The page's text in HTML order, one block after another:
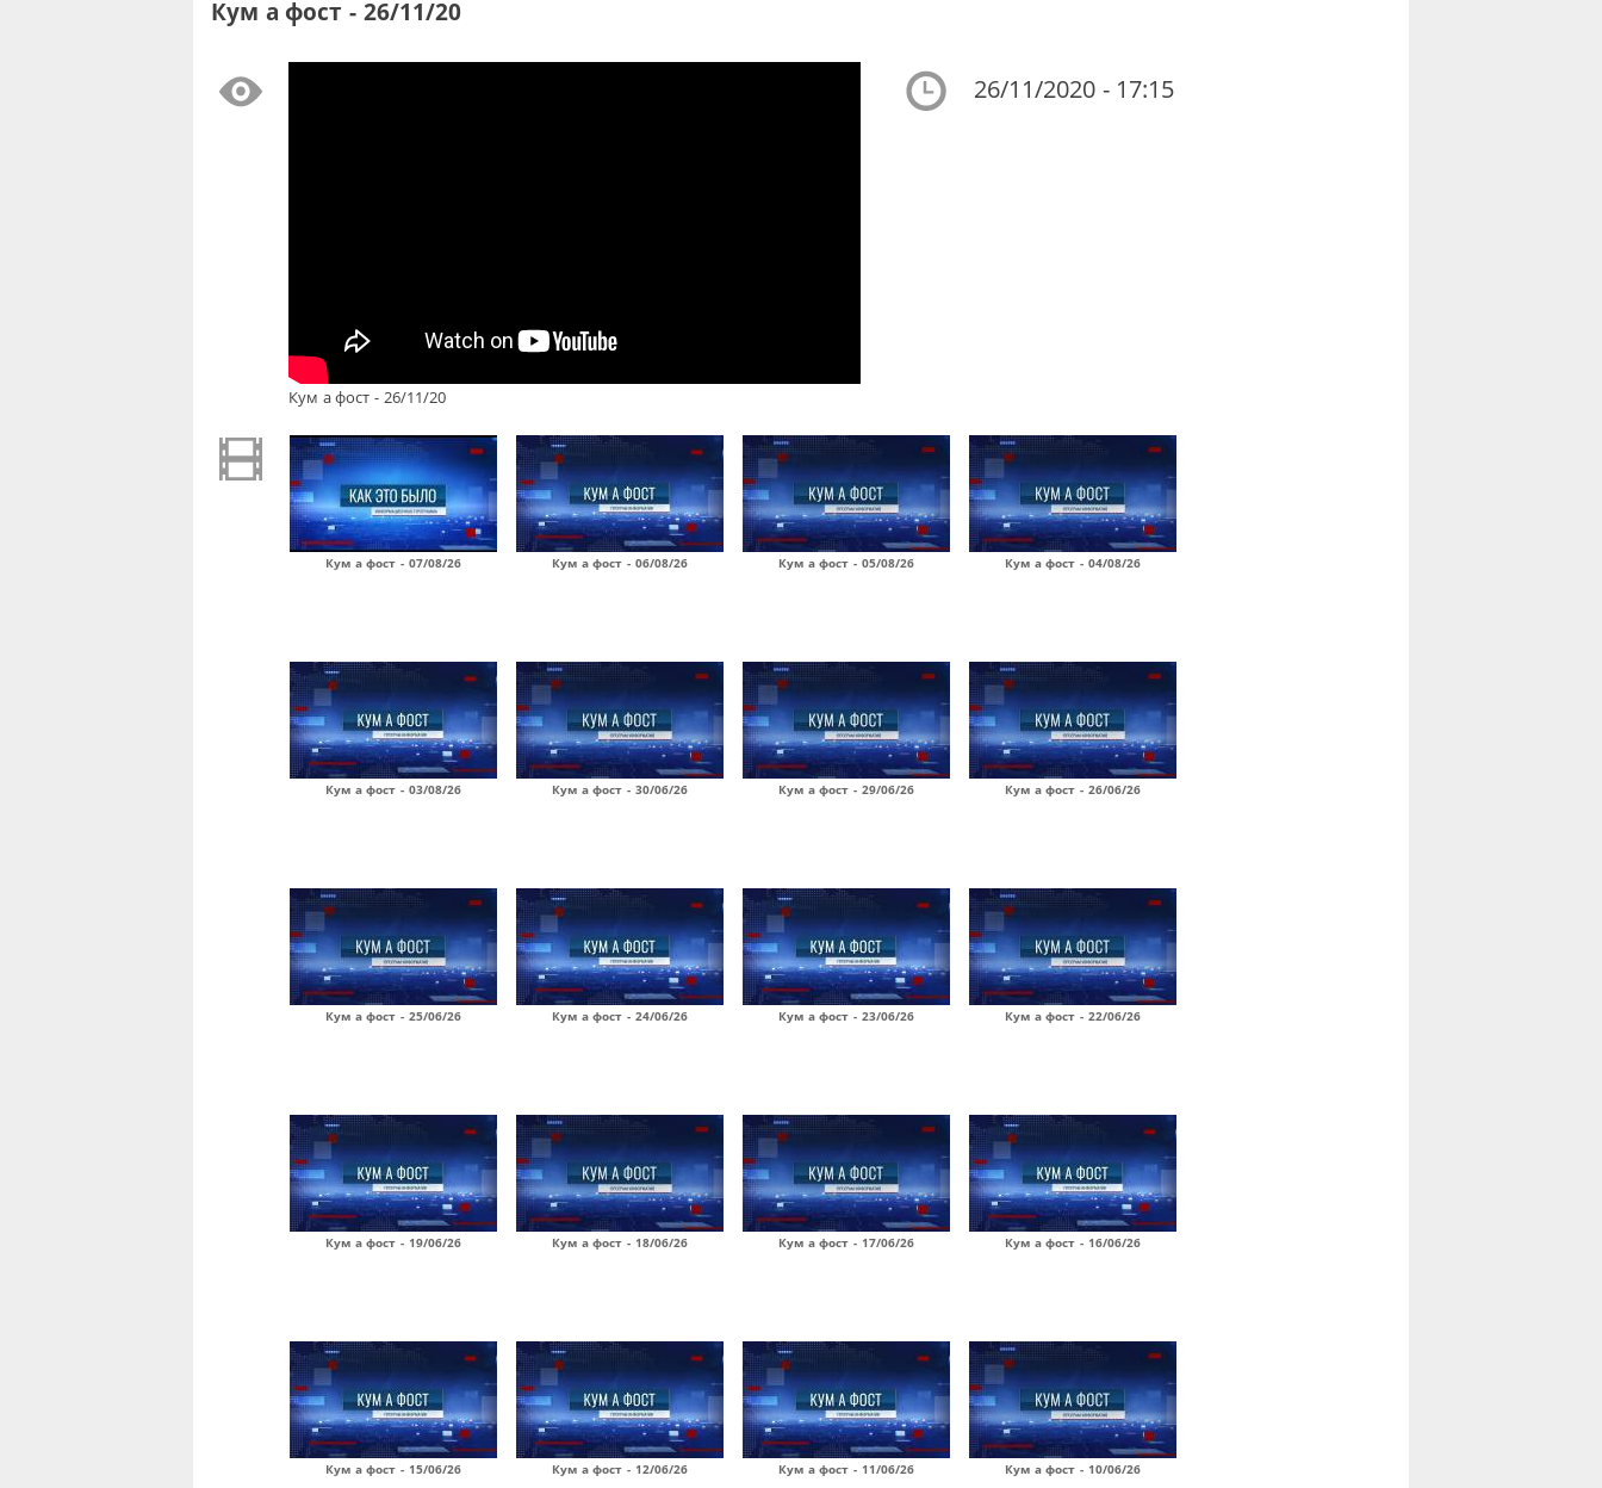
Кум а фост - 26/11/20
Кум а фост - 26/11/20
26/11/2020 - 17:15
Кум а фост - 07/08/26 Кум а фост - 06/08/26 Кум а фост - 05/08/26 Кум а фост - 04/08/26
Кум а фост - 03/08/26 Кум а фост - 30/06/26 Кум а фост - 29/06/26 Кум а фост - 26/06/26
Кум а фост - 25/06/26 Кум а фост - 24/06/26 Кум а фост - 23/06/26 Кум а фост - 22/06/26
Кум а фост - 19/06/26 Кум а фост - 18/06/26 Кум а фост - 17/06/26 Кум а фост - 16/06/26
Кум а фост - 15/06/26 Кум а фост - 12/06/26 Кум а фост - 11/06/26 Кум а фост - 10/06/26